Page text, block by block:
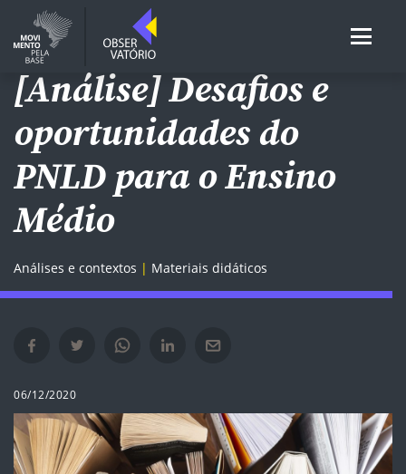
ENSINO MÉDIO
[Análise] Desafios e
oportunidades do
PNLD para o Ensino
Médio
Análises e contextos Materiais didáticos
Compartilhar no Facebook em nova janela
Compartilhar no Twitter em nova janela
Compartilhar no Whatsapp em nova janela
Compartilhar no Linkedin em nova janela
Compartilhar por e-mail em nova janela
06/12/2020